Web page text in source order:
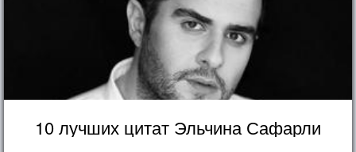
10 лучших цитат Эльчина Сафарли